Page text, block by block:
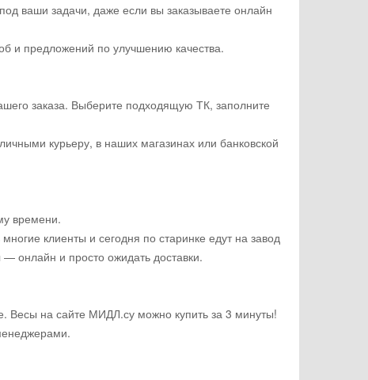
ваши задачи, даже если вы заказываете онлайн
и предложений по улучшению качества.
заказа. Выберите подходящую ТК, заполните
курьеру, в наших магазинах или банковской
времени.
клиенты и сегодня по старинке едут на завод
онлайн и просто ожидать доставки.
Весы на сайте МИДЛ.су можно купить за 3 минуты!